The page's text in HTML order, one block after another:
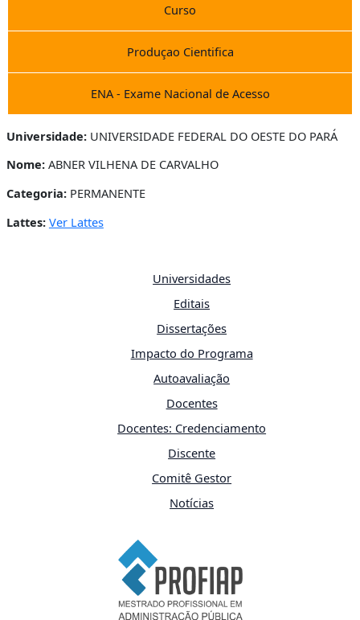
Curso
Produçao Cientifica
ENA - Exame Nacional de Acesso
Universidade:UNIVERSIDADE FEDERAL DO OESTE DO PARÁ
Nome:ABNER VILHENA DE CARVALHO
Categoria:PERMANENTE
Lattes: Ver Lattes
Universidades
Editais
Dissertações
Impacto do Programa
Autoavaliação
Docentes
Docentes: Credenciamento
Discente
Comitê Gestor
Notícias